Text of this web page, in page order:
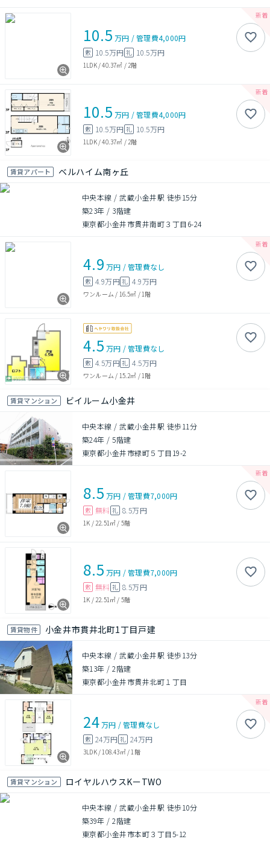
10.5 万円 /管理費4,000円
敷 10.5万円 礼 10.5万円
1LDK/40.37㎡ / 2階
10.5 万円 /管理費4,000円
敷 10.5万円 礼 10.5万円
1LDK/40.37㎡ / 2階
賃貸アパート ベルハイム南ヶ丘
中央本線 / 武蔵小金井駅 徒歩15分
築23年 / 3階建
東京都小金井市貫井南町３丁目6-24
4.9 万円 /管理費なし
敷 4.9万円礼 4.9万円
ワンルーム / 16.5㎡ / 1階
4.5 万円 /管理費なし
敷 4.5万円礼 4.5万円
ワンルーム / 15.2㎡ /1階
賃貸マンション ビイルーム小金井
中央本線 / 武蔵小金井駅 徒歩11分
築24年 /5階建
東京都小金井市緑町５丁目19-2
8.5 万円 /管理費7,000円
敷 無料 礼 8.5万円
1K / 22.51㎡ / 5階
8.5 万円 /管理費7,000円
敷 無料 礼 8.5万円
1K / 22.51㎡ / 5階
賃貸物件 小金井市貫井北町1丁目戸建
中央本線 / 武蔵小金井駅 徒歩13分
築13年 /2階建
東京都小金井市貫井北町１丁目
24万円 /管理費なし
敷 24万円 礼 24万円
3LDK/ 108.43㎡/ 1階
賃貸マンション ロイヤルハウスKーTWO
中央本線 / 武蔵小金井駅 徒歩10分
築39年 /2階建
東京都小金井市本町３丁目5-12